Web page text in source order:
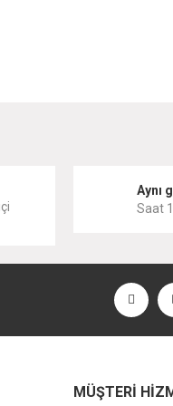
Aynı
Saat
MÜŞTERİ